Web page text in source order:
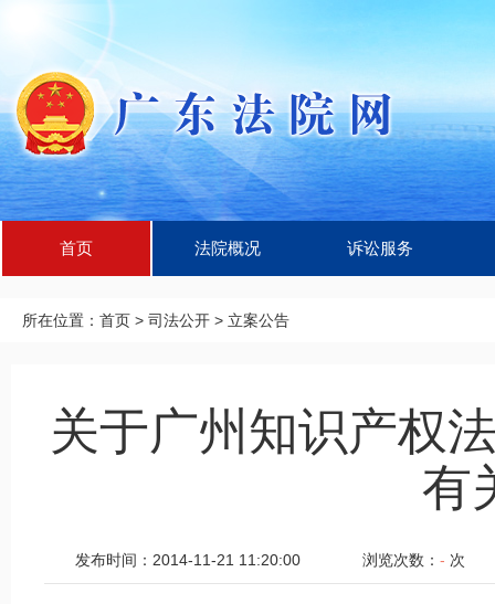
首页 法院概况 诉讼服务
所在位置： 首页 > 司法公开 > 立案公告
关于广州知识产权
有
发布时间：2014-11-21 11:20:00 浏览次数： - 次